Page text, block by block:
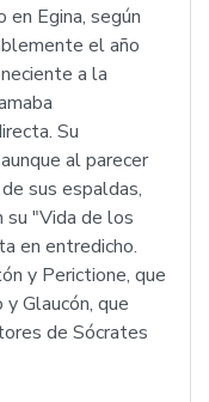
Egina, según
el año
a la
Su
al parecer
sus espaldas,
su "Vida de los
en entredicho.
y Perictione, que
Glaucón, que
de Sócrates